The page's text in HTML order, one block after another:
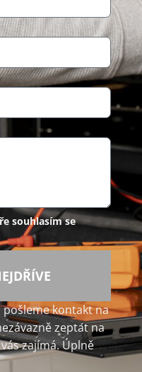
souhlasím se
kontakt na
zeptat na
zajímá. Úplně